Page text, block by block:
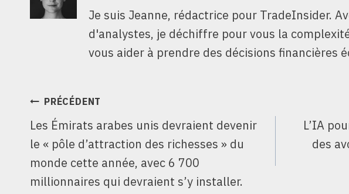
Je suis Jeanne, rédactrice pour TradeInsider.
d'analystes, je déchiffre pour vous la
vous aider à prendre des décisions financières
NAVIGATION
DE
L’ARTICLE
PRÉCÉDENT
Les Émirats arabes unis devraient devenir
le « pôle d’attraction des richesses » du
monde cette année, avec 6 700
millionnaires qui devraient s’y installer.
L’IA
des